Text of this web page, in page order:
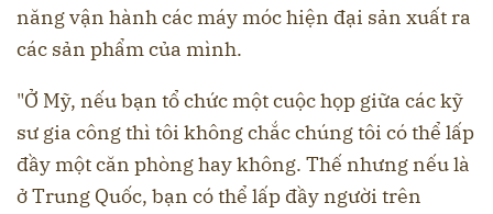
năng vận hành các máy móc hiện đại sản xuất ra
các sản phẩm của mình.
"Ở Mỹ, nếu bạn tổ chức một cuộc họp giữa các kỹ
sư gia công thì tôi không chắc chúng tôi có thể lấp
đầy một căn phòng hay không. Thế nhưng nếu là
ở Trung Quốc, bạn có thể lấp đầy người trên